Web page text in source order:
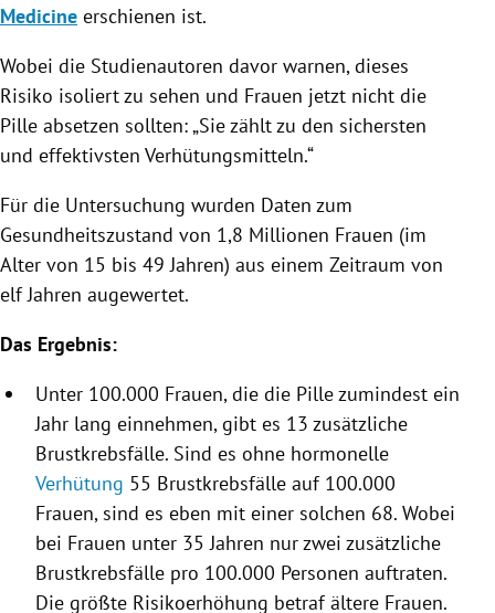
Medicine erschienen ist.
Wobei die Studienautoren davor warnen, dieses
Risiko isoliert zu sehen und Frauen jetzt nicht die
Pille absetzen sollten: „Sie zählt zu den sichersten
und effektivsten Verhütungsmitteln.“
Für die Untersuchung wurden Daten zum
Gesundheitszustand von 1,8 Millionen Frauen (im
Alter von 15 bis 49 Jahren) aus einem Zeitraum von
elf Jahren augewertet.
Das Ergebnis:
Unter 100.000 Frauen, die die Pille zumindest ein
Jahr lang einnehmen, gibt es 13 zusätzliche
Brustkrebsfälle. Sind es ohne hormonelle
Verhütung 55 Brustkrebsfälle auf 100.000
Frauen, sind es eben mit einer solchen 68. Wobei
bei Frauen unter 35 Jahren nur zwei zusätzliche
Brustkrebsfälle pro 100.000 Personen auftraten.
Die größte Risikoerhöhung betraf ältere Frauen.